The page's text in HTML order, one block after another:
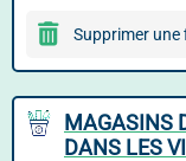
Supprimer une
MAGASINS
DANS LES